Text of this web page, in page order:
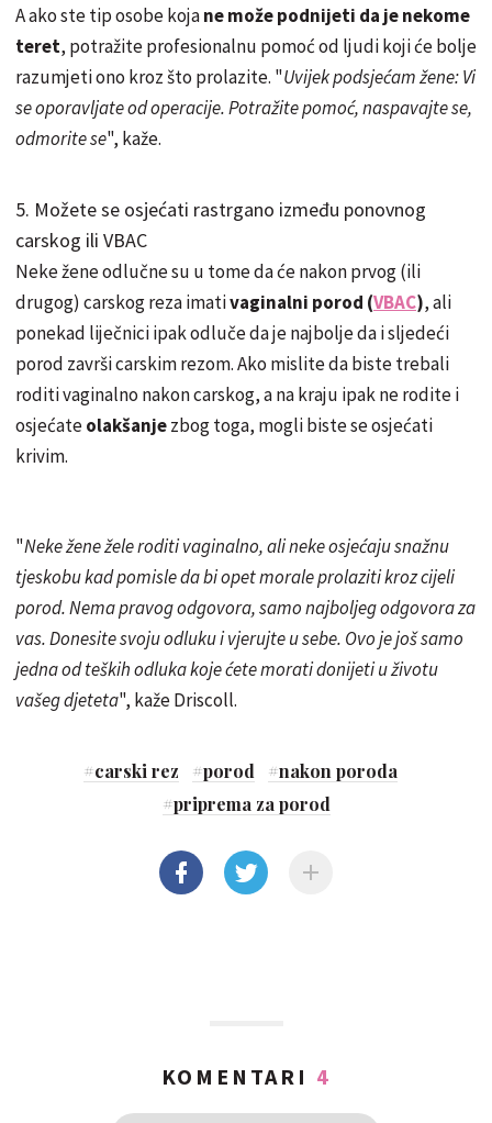
A ako ste tip osobe kojane može podnijeti da je nekome
teret, potražite profesionalnu pomoć od ljudi koji će bolje
razumjeti ono kroz što prolazite. "Uvijek podsjećam žene: Vi
se oporavljate od operacije. Potražite pomoć, naspavajte se,
odmorite se", kaže.
5. Možete se osjećati rastrgano između ponovnog
carskog ili VBAC
Neke žene odlučne su u tome da će nakon prvog (ili
drugog) carskog reza imativaginalni porod (VBAC), ali
ponekad liječnici ipak odluče da je najbolje da i sljedeći
porod završi carskim rezom. Ako mislite da biste trebali
roditi vaginalno nakon carskog, a na kraju ipak ne rodite i
osjećateolakšanjezbog toga, mogli biste se osjećati
krivim.
"Neke žene žele roditi vaginalno, ali neke osjećaju snažnu
tjeskobu kad pomisle da bi opet morale prolaziti kroz cijeli
porod. Nema pravog odgovora, samo najboljeg odgovora za
vas. Donesite svoju odluku i vjerujte u sebe. Ovo je još samo
jedna od teških odluka koje ćete morati donijeti u životu
vašeg djeteta", kaže Driscoll.
#carski rez #porod #nakon poroda
#priprema za porod
KOMENTARI 4